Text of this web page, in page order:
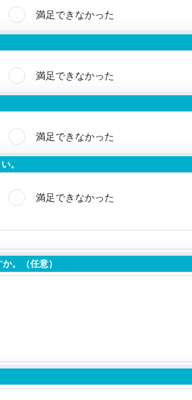
満足できなかった
満足できなかった
満足できなかった
。
満足できなかった
。（任意）